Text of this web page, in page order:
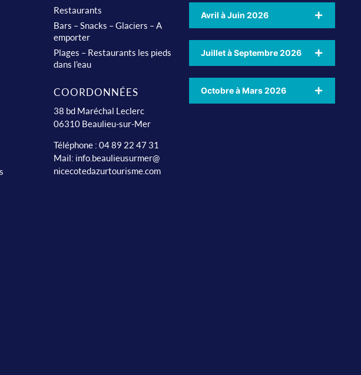
Restaurants
Bars – Snacks – Glaciers – A
emporter
Plages – Restaurants les pieds
dans l’eau
COORDONNÉES
38 bd Maréchal Leclerc
06310 Beaulieu-sur-Mer
Téléphone : 04 89 22 47 31
Mail: info.beaulieusurmer@
nicecotedazurtourisme.com
Avril à Juin 2026
Juillet à Septembre 2026
Octobre à Mars 2026